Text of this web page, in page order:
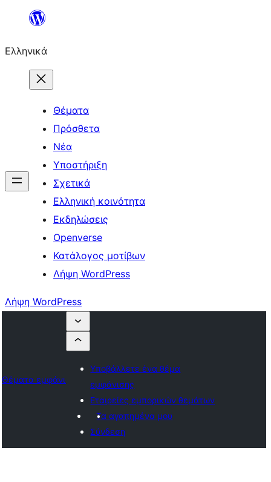
Μετάβαση
περιεχόμενο
Ελληνικά
Θέματα
Πρόσθετα
Νέα
Υποστήριξη
Σχετικά
Ελληνική κοινότητα
Εκδηλώσεις
Openverse
Κατάλογος μοτίβων
Λήψη WordPress
Λήψη WordPress
Θέματα εμφάνισης
Υποβάλλετε ένα θέμα
εμφάνισης
Εταιρείες εμπορικών θεμάτων
Τα αγαπημένα μου
Σύνδεση